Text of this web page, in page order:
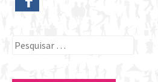
Pesquisar